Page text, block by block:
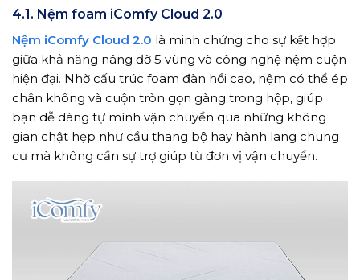
4.1. Nệm foam iComfy Cloud 2.0
Nệm iComfy Cloud 2.0 là minh chứng cho sự kết hợp
giữa khả năng nâng đỡ 5 vùng và công nghệ nệm cuộn
hiện đại. Nhờ cấu trúc foam đàn hồi cao, nệm có thể ép
chân không và cuộn tròn gọn gàng trong hộp, giúp
bạn dễ dàng tự mình vận chuyển qua những không
gian chật hẹp như cầu thang bộ hay hành lang chung
cư mà không cần sự trợ giúp từ đơn vị vận chuyển.